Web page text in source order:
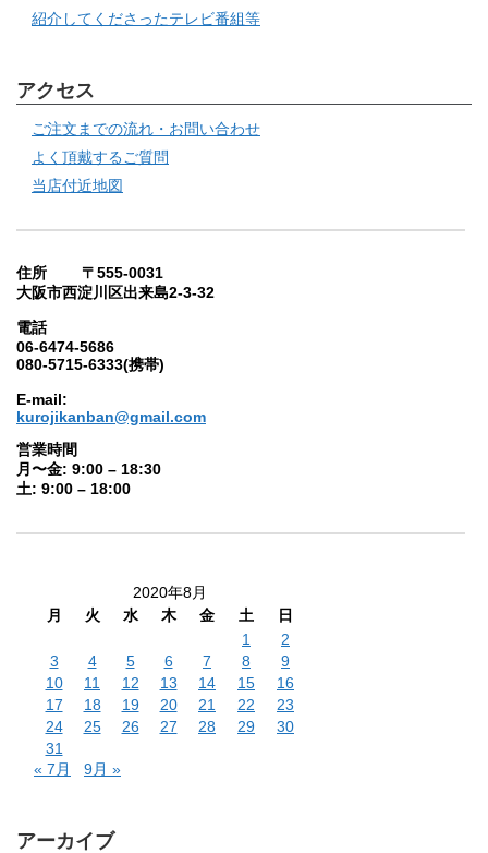
紹介してくださったテレビ番組等
アクセス
ご注文までの流れ・お問い合わせ
よく頂戴するご質問
当店付近地図
住所 〒555-0031
大阪市西淀川区出来島2-3-32
電話
06-6474-5686
080-5715-6333(携帯)
E-mail:
kurojikanban@gmail.com
営業時間
月〜金: 9:00 – 18:30
土: 9:00 – 18:00
2020年8月
月
火 水 木 金 土
日
1
2
3
4 5 6 7 8
9
10
11 12 13 14 15
16
17
18 19 20 21 22
23
24
25 26 27 28 29
30
31
« 7月
9月 »
アーカイブ